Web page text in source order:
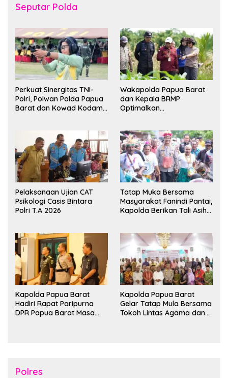
Seputar Polda
Perkuat Sinergitas TNI-
Polri, Polwan Polda Papua
Barat dan Kowad Kodam
Persahabatan
Wakapolda Papua Barat
dan Kepala BRMP
Optimalkan
Pangan Papua Barat
Pelaksanaan Ujian CAT
Psikologi Casis Bintara
Polri T.A 2026
Tatap Muka Bersama
Masyarakat Fanindi Pantai,
Kapolda Berikan Tali Asih
Kapolda Papua Barat
Hadiri Rapat Paripurna
DPR Papua Barat Masa
Kapolda Papua Barat
Gelar Tatap Mula Bersama
Tokoh Lintas Agama dan
Polres